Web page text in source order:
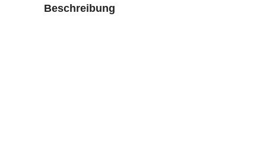
Beschreibung